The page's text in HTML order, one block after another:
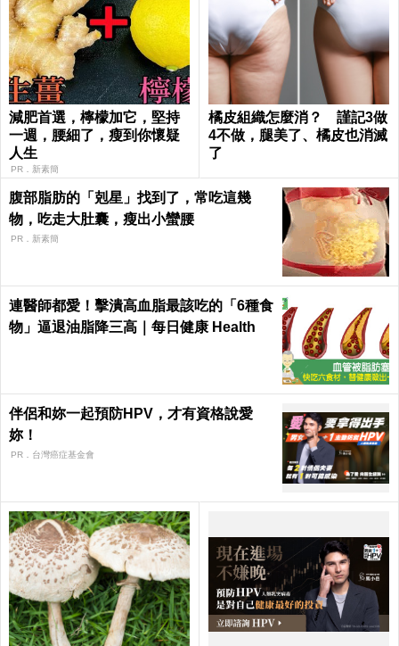
減肥首選，檸檬加它，堅持
一週，腰細了，瘦到你懷疑
人生
PR．新素簡
橘皮組織怎麼消？ 謹記3做
4不做，腿美了、橘皮也消滅
了
腹部脂肪的「剋星」找到了，常吃這幾
物，吃走大肚囊，瘦出小蠻腰
PR．新素簡
連醫師都愛！擊潰高血脂最該吃的「6種食
物」逼退油脂降三高｜每日健康 Health
伴侶和妳一起預防HPV，才有資格說愛
妳！
PR．台灣癌症基金會